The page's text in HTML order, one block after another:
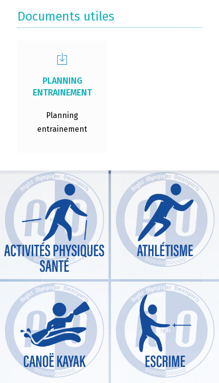
Documents utiles
PLANNING
ENTRAINEMENT
Planning
entrainement